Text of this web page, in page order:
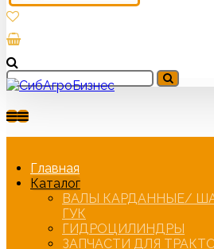
Главная
Каталог
ВАЛЫ КАРДАННЫЕ/
ГУК
ГИДРОЦИЛИНДРЫ
ЗАПЧАСТИ ДЛЯ